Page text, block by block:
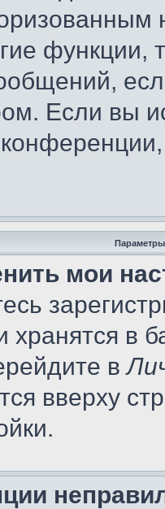
функции,
Если вы
Параметры
мои
хранятся в
в
вверху